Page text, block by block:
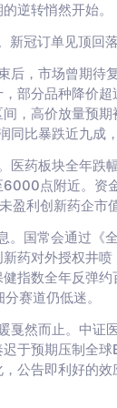
逆转悄然开始。
新冠订单见顶回
后，市场曾期待
部分品种降价
，高价放量预
同比暴跌近九成
医药板块全年跌
点附近。资
盈利创新药企市
。国常会通过《
药对外授权井
指数全年反弹
赛道仍低迷。
戛然而止。中证
于预期压制全
公告即利好的